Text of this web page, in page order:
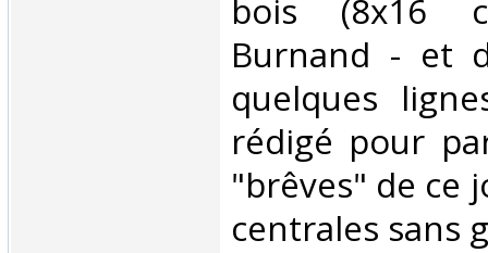
bois (8x16
Burnand - et
quelques
rédigé pour
"brêves" de ce
centrales sans